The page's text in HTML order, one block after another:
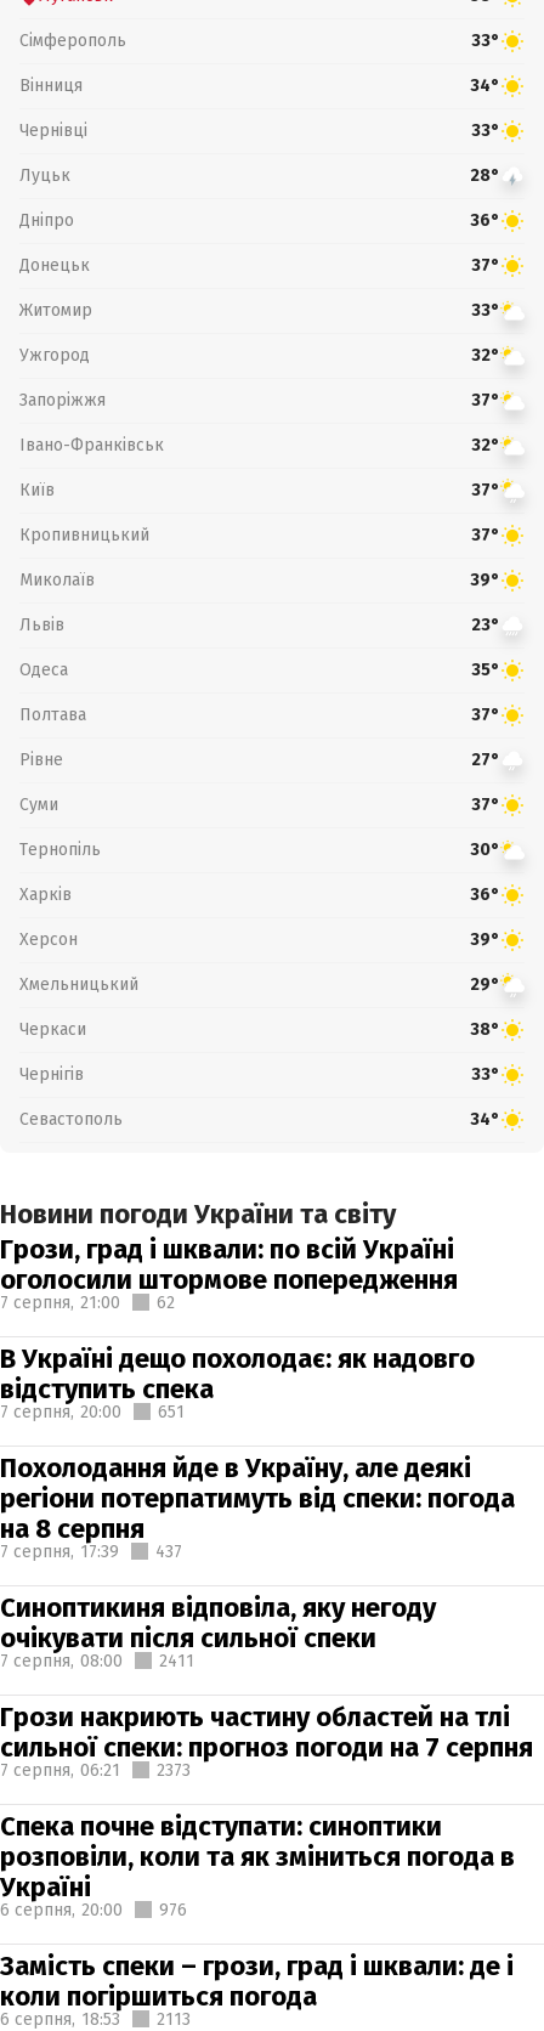
Сімферополь 33°
Вінниця 34°
Чернівці 33°
Луцьк 28°
Дніпро 36°
Донецьк 37°
Житомир 33°
Ужгород 32°
Запоріжжя 37°
Івано-Франківськ 32°
Київ 37°
Кропивницький 37°
Миколаїв 39°
Львів 23°
Одеса 35°
Полтава 37°
Рівне 27°
Суми 37°
Тернопіль 30°
Харків 36°
Херсон 39°
Хмельницький 29°
Черкаси 38°
Чернігів 33°
Севастополь 34°
Новини погоди України та світу
Грози, град і шквали: по всій Україні
оголосили штормове попередження
7 серпня, 21:00 62
В Україні дещо похолодає: як надовго
відступить спека
7 серпня, 20:00 651
Похолодання йде в Україну, але деякі
регіони потерпатимуть від спеки: погода
на 8 серпня
7 серпня, 17:39 437
Синоптикиня відповіла, яку негоду
очікувати після сильної спеки
7 серпня, 08:00 2411
Грози накриють частину областей на тлі
сильної спеки: прогноз погоди на 7 серпня
7 серпня, 06:21 2373
Спека почне відступати: синоптики
розповіли, коли та як зміниться погода в
Україні
6 серпня, 20:00 976
Замість спеки – грози, град і шквали: де і
коли погіршиться погода
6 серпня, 18:53 2113